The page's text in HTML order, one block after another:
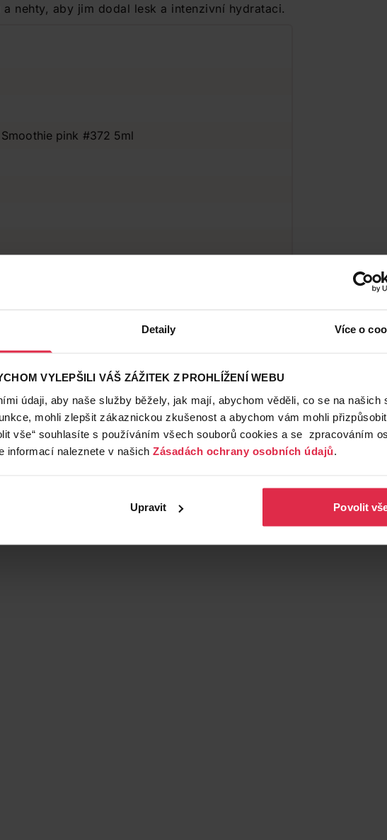
Detaily Více o
VYLEPŠILI VÁŠ ZÁŽITEK Z PROHLÍŽENÍ WEBU
údaji, aby naše služby běžely, jak mají, abychom věděli, co se na našich
mohli zlepšit zákaznickou zkušenost a abychom vám mohli
vše“ souhlasíte s používáním všech souborů cookies a se zpracováním
informací naleznete v našich Zásadách ochrany osobních údajů.
Upravit Povolit
nehty, aby jim dodal lesk a intenzivní hydrataci.
pink #372 5ml